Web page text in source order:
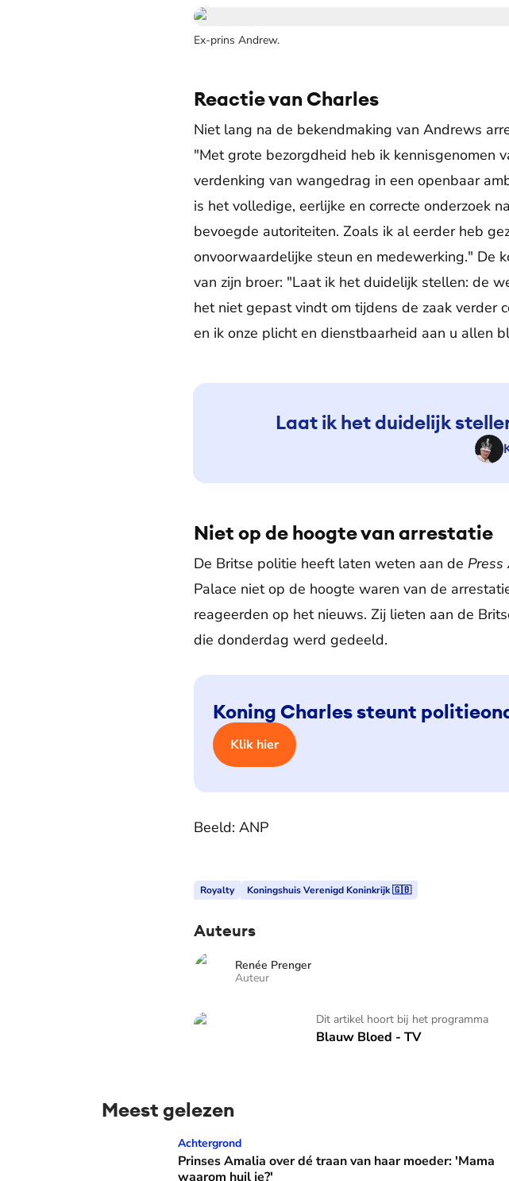
Ex-prins Andrew.
Reactie van Charles
Niet lang na de bekendmaking van Andrews
"Met grote bezorgdheid heb ik kennisgenomen
verdenking van wangedrag in een openbaar
is het volledige, eerlijke en correcte onderzoek
bevoegde autoriteiten. Zoals ik al eerder heb
onvoorwaardelijke steun en medewerking." De
van zijn broer: "Laat ik het duidelijk stellen: de
het niet gepast vindt om tijdens de zaak verder
en ik onze plicht en dienstbaarheid aan u allen
Laat ik het duidelijk
Niet op de hoogte van arrestatie
De Britse politie heeft laten weten aan de Press
Palace niet op de hoogte waren van de
reageerden op het nieuws. Zij lieten aan de
die donderdag werd gedeeld.
Koning Charles steunt
Klik hier
Beeld: ANP
Royalty Koningshuis Verenigd Koninkrijk 🇬🇧
Auteurs
Renée Prenger
Auteur
Dit artikel hoort bij het programma
Blauw Bloed - TV
Blauw Bloed - TV
Meest gelezen
Prinses Amalia over dé traan van haar moeder: 'Mama waarom huil je?'
Achtergrond
Prinses Amalia over dé traan van haar moeder: 'Mama
waarom huil je?'